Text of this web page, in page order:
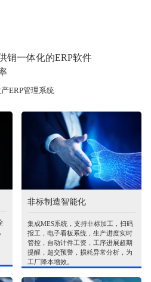
销一体化的ERP软件
ERP管理系统
非标制造智能化
集成MES系统，支持非标加工，扫码
报工，电子看板系统，生产进度实时
管控，自动计件工资，工序进展超期
提醒，超交预警，损耗异常分析，为
工厂降本增效。